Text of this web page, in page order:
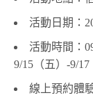
活動日期：
活動時間：
9/15（五） -9/17
線上預約體